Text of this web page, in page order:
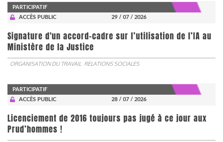
PARTICIPATIF
ACCÈS PUBLIC
29 / 07 / 2026
Signature d'un accord-cadre sur l’utilisation de l’IA au
Ministère de la Justice
ORGANISATION DU TRAVAIL RELATIONS SOCIALES
PARTICIPATIF
ACCÈS PUBLIC
28 / 07 / 2026
Licenciement de 2016 toujours pas jugé à ce jour aux
Prud’hommes !